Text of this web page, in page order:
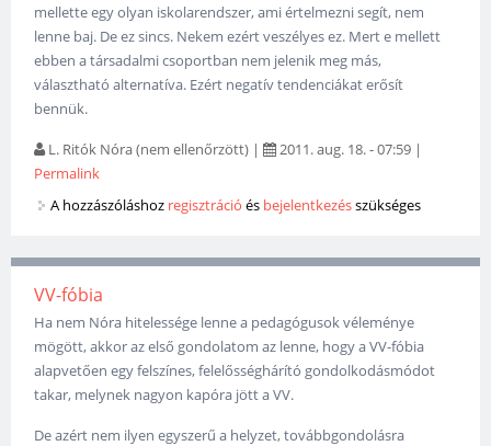
mellette egy olyan iskolarendszer, ami értelmezni segít, nem
lenne baj. De ez sincs. Nekem ezért veszélyes ez. Mert e mellett
ebben a társadalmi csoportban nem jelenik meg más,
választható alternatíva. Ezért negatív tendenciákat erősít
bennük.
L. Ritók Nóra (nem ellenőrzött) | 2011. aug. 18. - 07:59 |
Permalink
A hozzászóláshoz regisztráció és bejelentkezésszükséges
VV-fóbia
Ha nem Nóra hitelessége lenne a pedagógusok véleménye
mögött, akkor az első gondolatom az lenne, hogy a VV-fóbia
alapvetően egy felszínes, felelősséghárító gondolkodásmódot
takar, melynek nagyon kapóra jött a VV.
De azért nem ilyen egyszerű a helyzet, továbbgondolásra